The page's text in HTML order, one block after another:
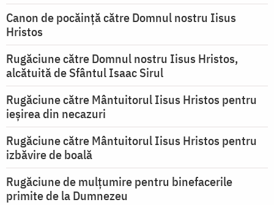
Canon de pocăință către Domnul nostru Iisus
Hristos
Rugăciune către Domnul nostru Iisus Hristos,
alcătuită de Sfântul Isaac Sirul
Rugăciune către Mântuitorul Iisus Hristos pentru
ieşirea din necazuri
Rugăciune către Mântuitorul Iisus Hristos pentru
izbăvire de boală
Rugăciune de mulțumire pentru binefacerile
primite de la Dumnezeu